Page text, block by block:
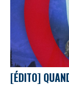
[ÉDITO]